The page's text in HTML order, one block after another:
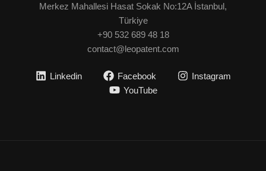
Merkez Mahallesi Hasat Sokak No:12A İstanbul,
Türkiye
+90 532 689 48 18
contact@leopatent.com
Linkedin Facebook
Instagram
YouTube